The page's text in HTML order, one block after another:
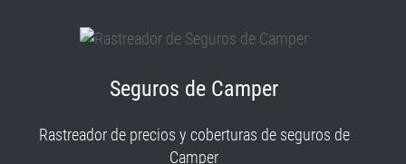
Seguros de Camper
Rastreador de precios y coberturas de seguros de
Camper